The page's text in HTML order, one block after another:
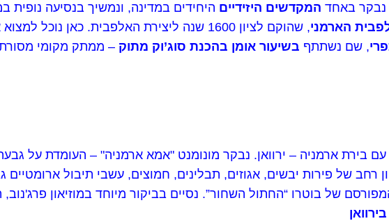
באחד המקדשים היזידיים היחידים במדינה, ונמשיך בנסיעה
הארמני
, שהוקם לציון 1600 שנה ליצירת האלפבית. כאן
, שם נשתתף בשיעור אומן בהכנת סוג’וק מתוק – ממתק מקומי
בירת ארמניה – ירוואן. נבקר מונומנט "אמא ארמניה" – העומדת על
רחב של פירות יבשים, אגוזים, תבלינים, חמוצים, עשבי תיבול ארומטיים
של בוטרו “החתול השחור”. נסיים בביקור מיוחד במוזיאון פרג'נוב,